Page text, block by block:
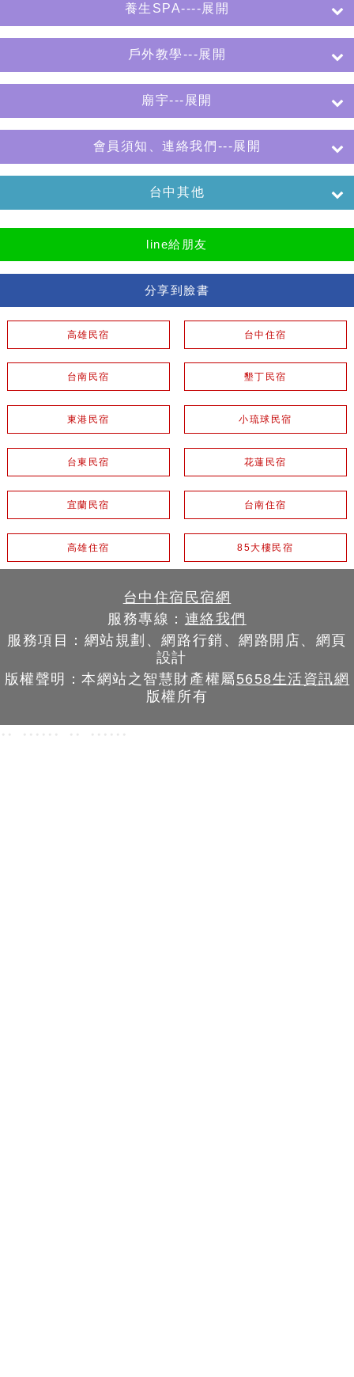
養生SPA----展開
戶外教學---展開
廟宇---展開
會員須知、連絡我們---展開
台中其他
line給朋友
分享到臉書
高雄民宿 台中住宿
台南民宿 墾丁民宿
東港民宿 小琉球民宿
台東民宿 花蓮民宿
宜蘭民宿 台南住宿
高雄住宿 85大樓民宿
台中住宿民宿網
服務專線： 連絡我們
服務項目：網站規劃、網路行銷、網路開店、網頁
設計
版權聲明：本網站之智慧財產權屬5658生活資訊網
版權所有